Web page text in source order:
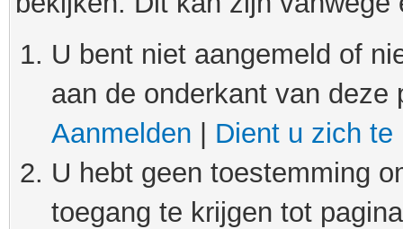
U bent niet aangemeld of
aan de onderkant van
Aanmelden
Dient u zich te
U hebt geen toestemming
toegang te krijgen tot